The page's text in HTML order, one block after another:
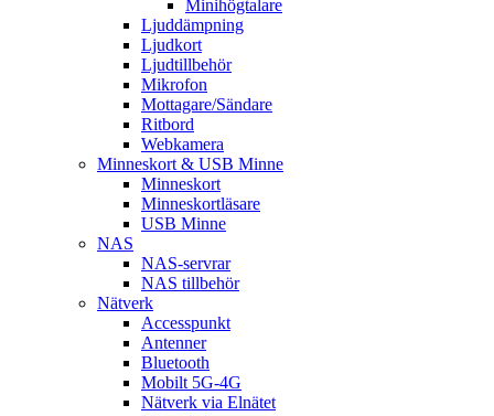
Minihögtalare
Ljuddämpning
Ljudkort
Ljudtillbehör
Mikrofon
Mottagare/Sändare
Ritbord
Webkamera
Minneskort & USB Minne
Minneskort
Minneskortläsare
USB Minne
NAS
NAS-servrar
NAS tillbehör
Nätverk
Accesspunkt
Antenner
Bluetooth
Mobilt 5G-4G
Nätverk via Elnätet